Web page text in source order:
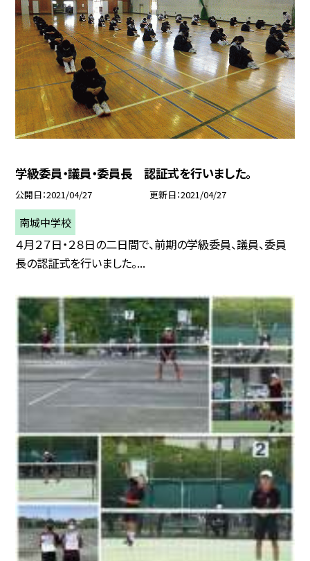
学級委員・議員・委員長 認証式を行いました。
公開日 2021/04/27 更新日 2021/04/27
南城中学校
４月２７日・２８日の二日間で、前期の学級委員、議員、委員
長の認証式を行いました。...